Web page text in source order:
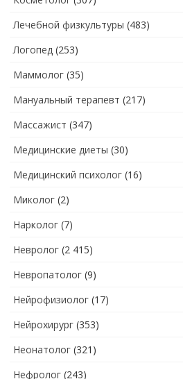
Лечебной физкультуры (483)
Логопед (253)
Маммолог (35)
Мануальный терапевт (217)
Массажист (347)
Медицинские диеты (30)
Медицинский психолог (16)
Миколог (2)
Нарколог (7)
Невролог (2 415)
Невропатолог (9)
Нейрофизиолог (17)
Нейрохирург (353)
Неонатолог (321)
Нефролог (243)